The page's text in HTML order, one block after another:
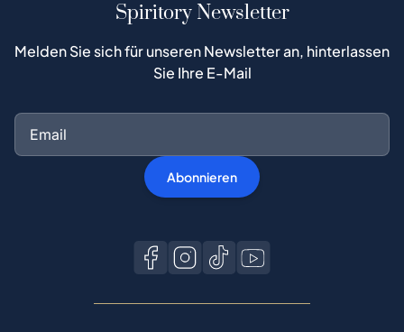
Spiritory Newsletter
Melden Sie sich für unseren Newsletter an, hinterlassen
Sie Ihre E-Mail
Abonnieren